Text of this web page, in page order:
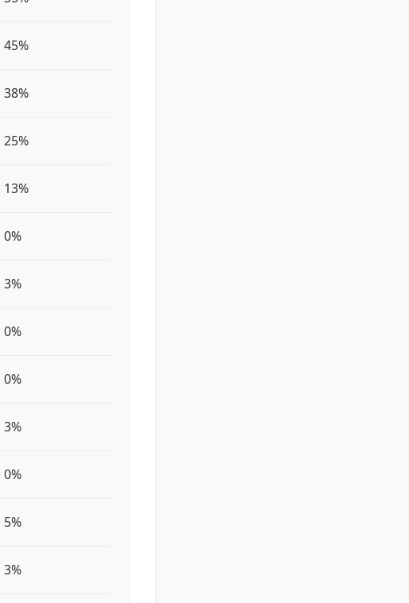
45%
38%
25%
13%
0%
3%
0%
0%
3%
0%
5%
3%